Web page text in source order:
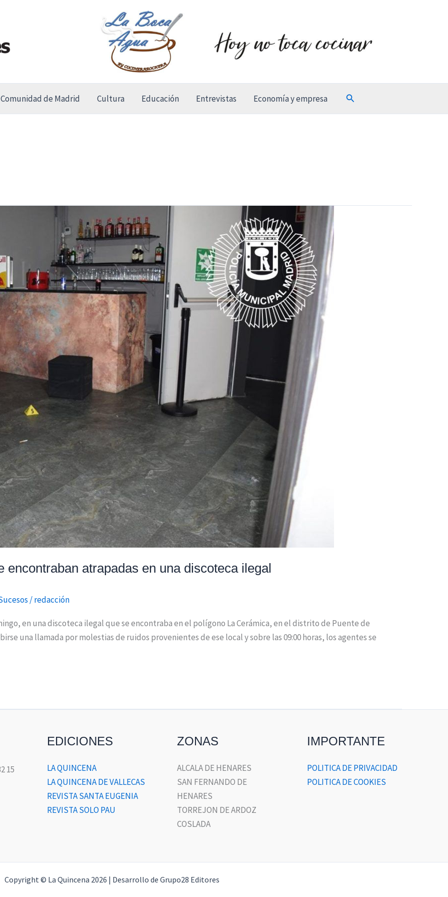
Comunidad de Madrid Cultura Educación Entrevistas Economía y empresa Buscar
encontraban atrapadas en una discoteca ilegal
/redacción
en una discoteca ilegal que se encontraba en el polígono La Cerámica, en el distrito de Puente de
una llamada por molestias de ruidos provenientes de ese local y sobre las 09:00 horas, los agentes se
15
EDICIONES
LA QUINCENA
LA QUINCENA DE VALLECAS
REVISTA SANTA EUGENIA
REVISTA SOLO PAU
ZONAS
ALCALA DE HENARES
SAN FERNANDO DE
HENARES
TORREJON DE ARDOZ
COSLADA
IMPORTANTE
POLITICA DE PRIVACIDAD
POLITICA DE COOKIES
Copyright © La Quincena 2026 | Desarrollo de Grupo28 Editores